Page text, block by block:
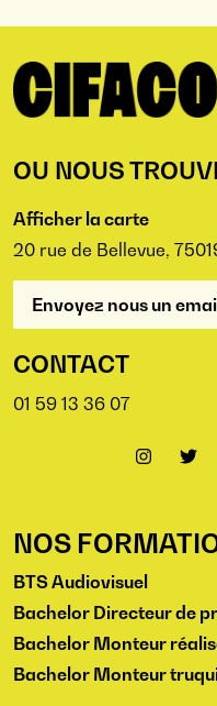
OU NOUS
Afficher la carte
20 rue de Bellevue,
Envoyez nous un
CONTACT
01 59 13 36 07
NOS
BTS Audiovisuel
Bachelor Directeur de
Bachelor Monteur
Bachelor Monteur